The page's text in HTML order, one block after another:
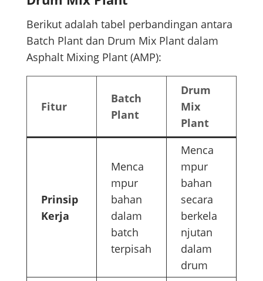
Berikut adalah tabel perbandingan antara
Batch Plant dan Drum Mix Plant dalam
Asphalt Mixing Plant (AMP):
Fitur
Batch
Plant
Drum
Mix
Plant
Prinsip
Kerja
Menca
mpur
bahan
dalam
batch
terpisah
Menca
mpur
bahan
secara
berkela
njutan
dalam
drum